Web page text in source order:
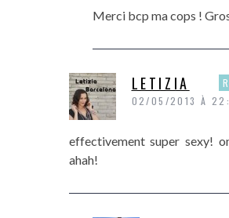
Merci bcp ma cops !
LETIZIA
02/05/2013 À
effectivement super sexy!
ahah!